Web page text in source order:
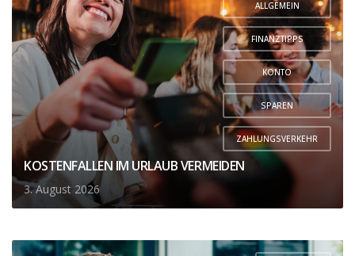
ALLGEMEIN
,
FINANZTIPPS
,
KONTO
,
SPAREN
,
ZAHLUNGSVERKEHR
KOSTENFALLEN IM URLAUB VERMEIDEN
3. August 2026